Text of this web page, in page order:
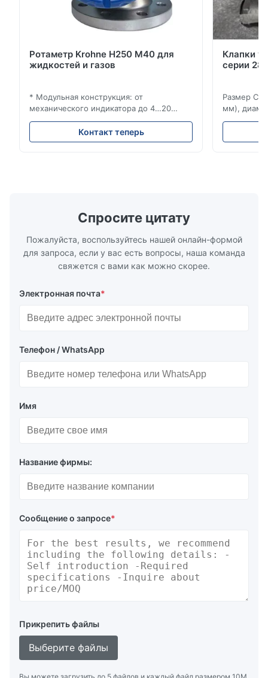
Ротаметр Krohne H250 M40 для
жидкостей и газов
* Модульная конструкция: от
механического индикатора до 4…20
мА/HART®7, FF, Profibus-PA и
суммирующий счетчик * Любое
монтажное положение: вертикальное,
Контакт теперь
Клапки
серии
Размер
мм),
(15–20 мм)
ANSI
Спросите цитату
Пожалуйста, воспользуйтесь нашей онлайн-формой
для запроса, если у вас есть вопросы, наша команда
свяжется с вами как можно скорее.
Электронная почта*
Телефон / WhatsApp
Имя
Название фирмы:
Сообщение о запросе*
Прикрепить файлы
Выберите файлы